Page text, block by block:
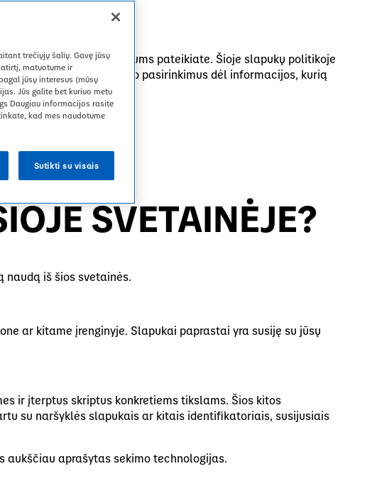
Pakeisti regioną
būtent šią įmonę.
informacijos, kurią mums pateikiate. Šioje slapukų politikoje
ir kaip valdyti savo pasirinkimus dėl informacijos, kurią
.
SVETAINĖJE?
iš šios svetainės.
ar kitame įrenginyje. Slapukai paprastai yra susiję su jūsų
ir įterptus skriptus konkretiems tikslams. Šios kitos
su naršyklės slapukais ar kitais identifikatoriais, susijusiais
aukščiau aprašytas sekimo technologijas.
trečiųjų šalių. Gavę jūsų
matuotume ir
jūsų interesus (mūsų
Jūs galite bet kuriuo metu
Daugiau informacijos rasite
kad mes naudotume
Sutikti su visais